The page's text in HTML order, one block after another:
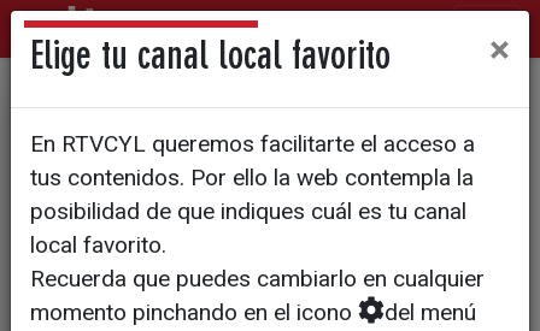
Santa Marta crea una nueva
ruta natural junto al arroyo
Requeneses
Elige tu canal local favorito ×
En RTVCYL queremos facilitarte el acceso a
tus contenidos. Por ello la web contempla la
posibilidad de que indiques cuál es tu canal
local favorito.
Recuerda que puedes cambiarlo en cualquier
momento pinchando en el icono
del menú